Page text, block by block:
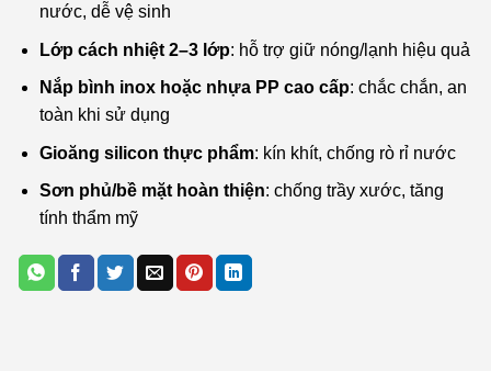
nước, dễ vệ sinh
Lớp cách nhiệt 2–3 lớp: hỗ trợ giữ nóng/lạnh hiệu quả
Nắp bình inox hoặc nhựa PP cao cấp: chắc chắn, an
toàn khi sử dụng
Gioăng silicon thực phẩm: kín khít, chống rò rỉ nước
Sơn phủ/bề mặt hoàn thiện: chống trầy xước, tăng
tính thẩm mỹ